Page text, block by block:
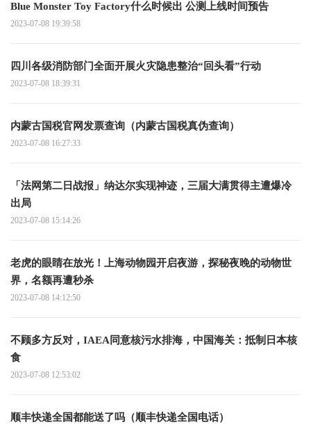
Blue Monster Toy Factory什么时候出 公测上线时间预告
2023-07-08 19:39:58
四川各级消防部门全面开展火灾隐患整治“回头看”行动
2023-07-08 18:39:31
内蒙古国税官网发票查询（内蒙古国税真伪查询）
2023-07-08 16:27:33
「法网第二日战报」纳达尔实现神迹，三届大满贯得主遭爆冷
出局
2023-07-08 15:14:26
老虎的眼睛在放光！上海动物园开启夜游，探秘夜晚的动物世
界，名额再遭秒杀
2023-07-08 14:12:50
不顾多方反对，IAEA同意核污水排海，中国海关：抵制日本核
食
2023-07-08 12:53:02
顺丰快递全国都能送了吗（顺丰快递全国电话）